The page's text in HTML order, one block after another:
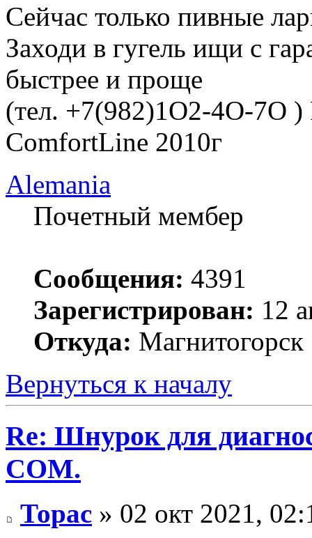
Сейчас только пивные
Заходи в гугель ищи с
быстрее и проще
(тел. +7(982)1O2-4O-7O
ComfortLine 2010г
Alemania
Почетный мембер
Сообщения: 4391
Зарегистрирован: 12
Откуда: Магнитогорск
Вернуться к началу
Re: Шнурок для
COM.
Торас » 02 окт 2021,